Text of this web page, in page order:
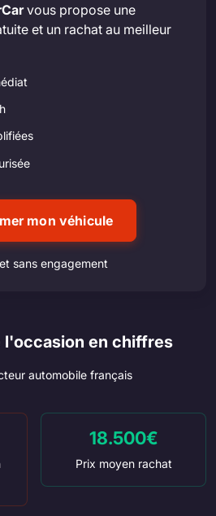
vous propose une
et un rachat au meilleur
mon véhicule
sans engagement
l'occasion en chiffres
automobile français
18.500€
Prix moyen rachat